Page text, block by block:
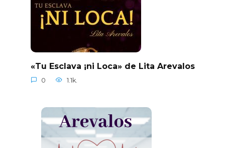
«Tu Esclava ¡ni Loca» de Lita Arevalos
0 1.1k.